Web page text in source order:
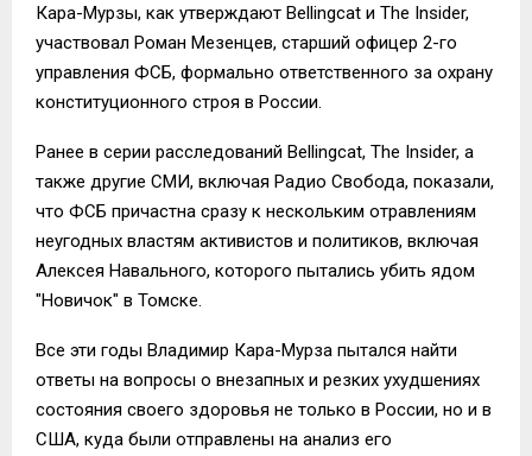
Кара-Мурзы, как утверждают Bellingcat и The Insider,
участвовал Роман Мезенцев, старший офицер 2-го
управления ФСБ, формально ответственного за охрану
конституционного строя в России.
Ранее в серии расследований Bellingcat, The Insider, а
также другие СМИ, включая Радио Свобода, показали,
что ФСБ причастна сразу к нескольким отравлениям
неугодных властям активистов и политиков, включая
Алексея Навального, которого пытались убить ядом
"Новичок" в Томске.
Все эти годы Владимир Кара-Мурза пытался найти
ответы на вопросы о внезапных и резких ухудшениях
состояния своего здоровья не только в России, но и в
США, куда были отправлены на анализ его